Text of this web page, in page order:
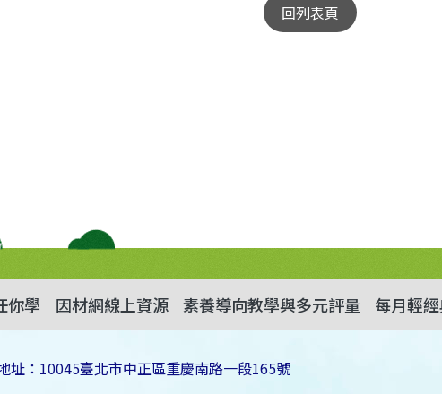
回列表頁
你學 因材網線上資源 素養導向教學與多元評量 每月輕
：10045臺北市中正區重慶南路一段165號